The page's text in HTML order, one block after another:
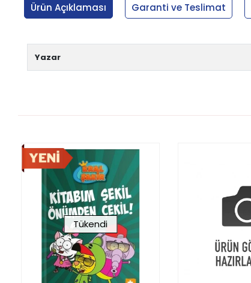
Ürün Açıklaması Garanti ve Teslimat
Yazar
Tükendi